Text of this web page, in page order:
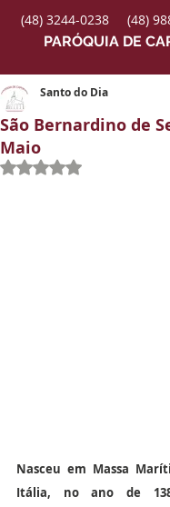
(48) 3244-0238
(48)
PARÓQUIA DE
São Bernardino de
Maio
Santo do Dia
Avaliado com NaN
Nasceu em Massa
Itália, no ano de